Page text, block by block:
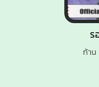
ร
ก้า